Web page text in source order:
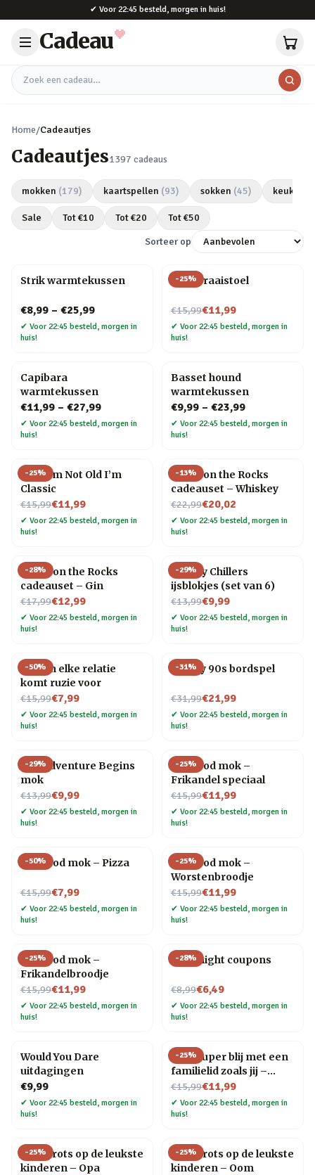
✔ Voor 22:45 besteld, morgen in huis!
Cadeau
Zoek een cadeau
Home/Cadeautjes
Cadeautjes1397 cadeaus
mokken (179) kaartspellen (93) sokken (45)
Sale Tot €10 Tot €20 Tot €50
Sorteer op
Strik warmtekussen
€8,99 – €25,99
✔ Voor 22:45 besteld, morgen in
huis!
-25%
Mok Draaistoel
€15,99
Nu voor€11,99
✔ Voor 22:45 besteld, morgen in
huis!
Capibara
warmtekussen
€11,99 – €27,99
✔ Voor 22:45 besteld, morgen in
huis!
Basset hound
warmtekussen
€9,99 – €23,99
✔ Voor 22:45 besteld, morgen in
huis!
-25%
Mok I’m Not Old I’m
Classic
€15,99
Nu voor€11,99
✔ Voor 22:45 besteld, morgen in
huis!
-13%
Socks on the Rocks
cadeauset – Whiskey
€22,99
Nu voor€20,02
✔ Voor 22:45 besteld, morgen in
huis!
-28%
Socks on the Rocks
cadeauset – Gin
€17,99
Nu voor€12,99
✔ Voor 22:45 besteld, morgen in
huis!
-29%
Whisky Chillers
ijsblokjes (set van 6)
€13,99
Nu voor€9,99
✔ Voor 22:45 besteld, morgen in
huis!
-50%
Mok In elke relatie
komt ruzie voor
€15,99
Nu voor€7,99
✔ Voor 22:45 besteld, morgen in
huis!
-31%
Totally 90s bordspel
€31,99
Nu voor€21,99
✔ Voor 22:45 besteld, morgen in
huis!
-29%
The Adventure Begins
mok
€13,99
Nu voor€9,99
✔ Voor 22:45 besteld, morgen in
huis!
-25%
Fastfood mok –
Frikandel speciaal
€15,99
Nu voor€11,99
✔ Voor 22:45 besteld, morgen in
huis!
-50%
Fastfood mok – Pizza
€15,99
Nu voor€7,99
✔ Voor 22:45 besteld, morgen in
huis!
-25%
Fastfood mok –
Worstenbroodje
€15,99
Nu voor€11,99
✔ Voor 22:45 besteld, morgen in
huis!
-25%
Fastfood mok –
Frikandelbroodje
€15,99
Nu voor€11,99
✔ Voor 22:45 besteld, morgen in
huis!
-28%
Date night coupons
€8,99
Nu voor€6,49
✔ Voor 22:45 besteld, morgen in
huis!
Would You Dare
uitdagingen
€9,99
✔ Voor 22:45 besteld, morgen in
huis!
-25%
Mok Super blij met een
familielid zoals jij –
Tante
€15,99
Nu voor€11,99
✔ Voor 22:45 besteld, morgen in
huis!
-25%
Mok Trots op de leukste
kinderen – Opa
-25%
Mok Trots op de leukste
kinderen – Oom